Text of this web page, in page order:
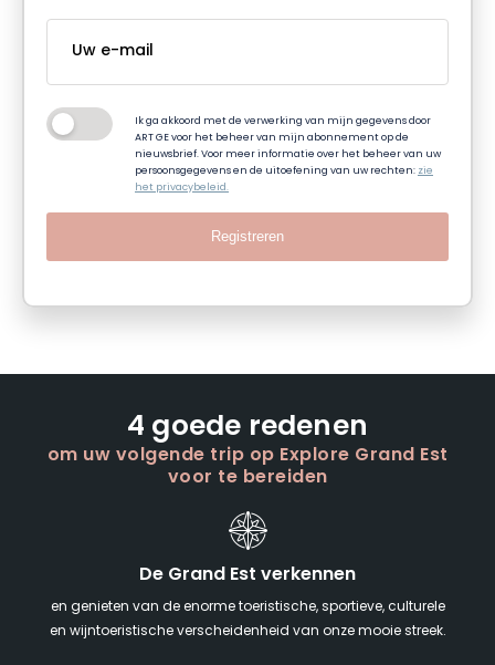
Ik ga akkoord met de verwerking van mijn gegevens door
ART GE voor het beheer van mijn abonnement op de
nieuwsbrief. Voor meer informatie over het beheer van uw
persoonsgegevens en de uitoefening van uw rechten: zie
het privacybeleid.
Registreren
4 goede redenen
om uw volgende trip op Explore Grand Est
voor te bereiden
De Grand Est verkennen
en genieten van de enorme toeristische, sportieve, culturele
en wijntoeristische verscheidenheid van onze mooie streek.